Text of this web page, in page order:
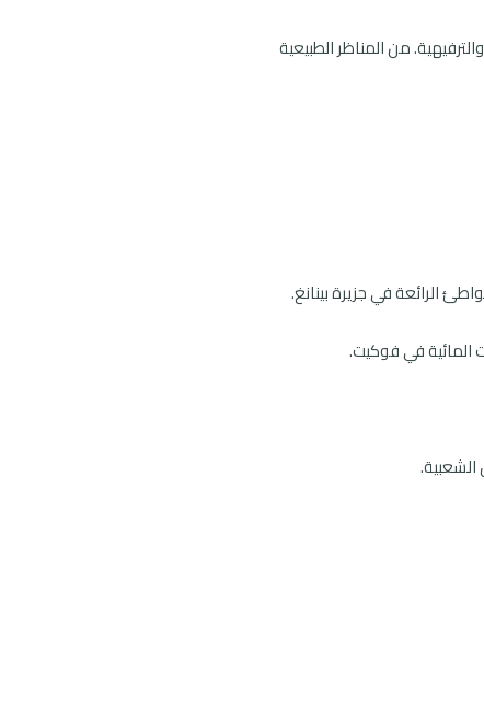
من المناظر الطبيعية
الرائعة في جزيرة بينانغ.
المائية في فوكيت.